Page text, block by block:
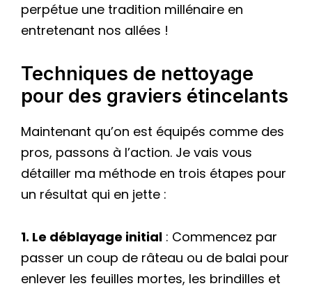
perpétue une tradition millénaire en
entretenant nos allées !
Techniques de nettoyage
pour des graviers étincelants
Maintenant qu’on est équipés comme des
pros, passons à l’action. Je vais vous
détailler ma méthode en trois étapes pour
un résultat qui en jette :
1. Le déblayage initial : Commencez par
passer un coup de râteau ou de balai pour
enlever les feuilles mortes, les brindilles et